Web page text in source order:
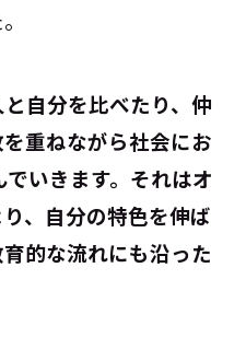
自分を比べたり、仲
重ねながら社会にお
いきます。それはオ
、自分の特色を伸ば
的な流れにも沿った